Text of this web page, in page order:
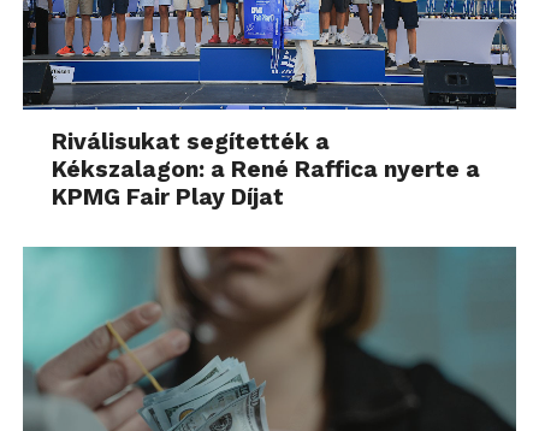
Riválisukat segítették a
Kékszalagon: a René Raffica nyerte a
KPMG Fair Play Díjat